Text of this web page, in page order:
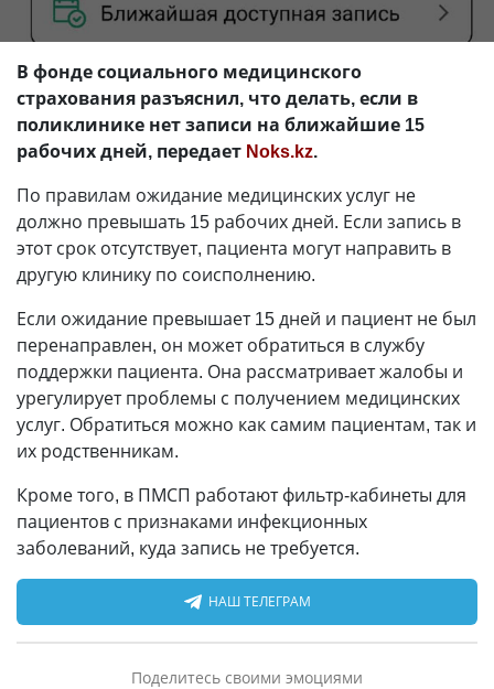
В фонде социального медицинского
страхования разъяснил, что делать, если в
поликлинике нет записи на ближайшие 15
рабочих дней, передает Noks.kz.
По правилам ожидание медицинских услуг не
должно превышать 15 рабочих дней. Если запись в
этот срок отсутствует, пациента могут направить в
другую клинику по соисполнению.
Если ожидание превышает 15 дней и пациент не был
перенаправлен, он может обратиться в службу
поддержки пациента. Она рассматривает жалобы и
урегулирует проблемы с получением медицинских
услуг. Обратиться можно как самим пациентам, так и
их родственникам.
Кроме того, в ПМСП работают фильтр-кабинеты для
пациентов с признаками инфекционных
заболеваний, куда запись не требуется.
НАШ ТЕЛЕГРАМ
Поделитесь своими эмоциями